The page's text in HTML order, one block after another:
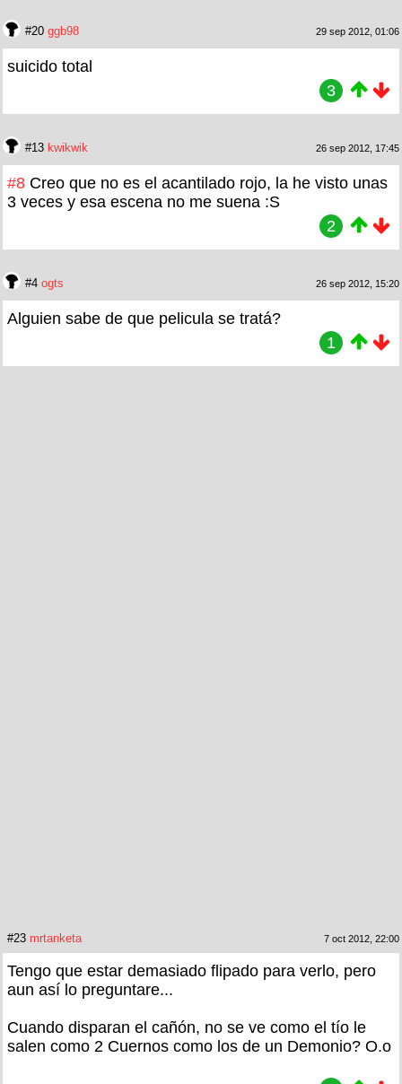
#20 ggb98 29 sep 2012, 01:06
suicido total
3
#13 kwikwik 26 sep 2012, 17:45
#8 Creo que no es el acantilado rojo, la he visto unas
3 veces y esa escena no me suena :S
2
#4 ogts 26 sep 2012, 15:20
Alguien sabe de que pelicula se tratá?
1
#23 mrtanketa 7 oct 2012, 22:00
Tengo que estar demasiado flipado para verlo, pero
aun así lo preguntare...
Cuando disparan el cañón, no se ve como el tío le
salen como 2 Cuernos como los de un Demonio? O.o